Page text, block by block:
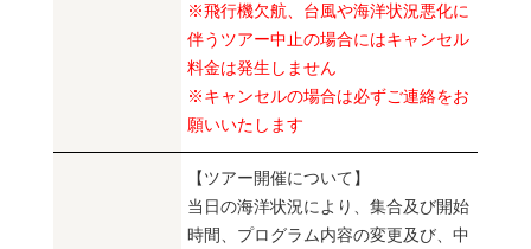
※飛行機欠航、台風や海洋状況悪化に
伴うツアー中止の場合にはキャンセル
料金は発生しません
※キャンセルの場合は必ずご連絡をお
願いいたします
【ツアー開催について】
当日の海洋状況により、集合及び開始
時間、プログラム内容の変更及び、中